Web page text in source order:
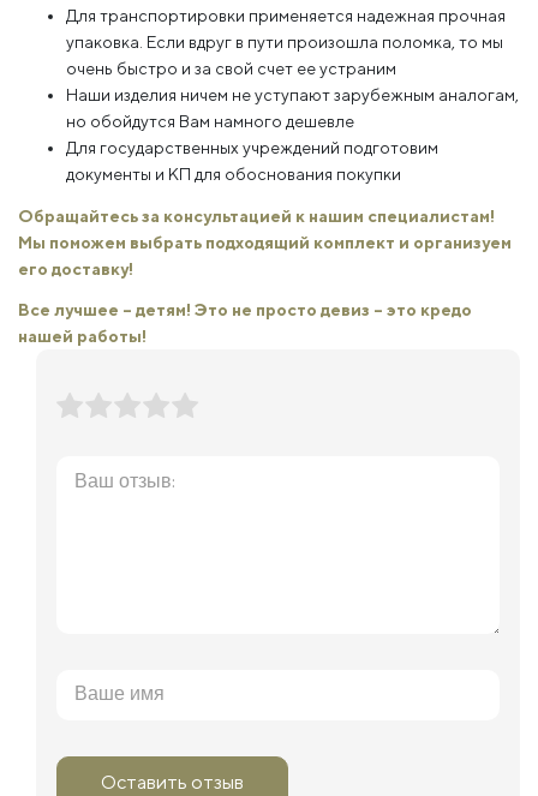
Для транспортировки применяется надежная прочная
упаковка. Если вдруг в пути произошла поломка, то мы
очень быстро и за свой счет ее устраним
Наши изделия ничем не уступают зарубежным аналогам,
но обойдутся Вам намного дешевле
Для государственных учреждений подготовим
документы и КП для обоснования покупки
Обращайтесь за консультацией к нашим специалистам!
Мы поможем выбрать подходящий комплект и организуем
его доставку!
Все лучшее – детям! Это не просто девиз – это кредо
нашей работы!
Оставить отзыв